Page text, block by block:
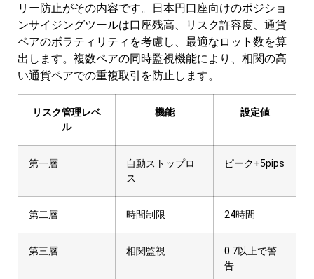
リー防止がその内容です。日本円口座向けのポジショ
ンサイジングツールは口座残高、リスク許容度、通貨
ペアのボラティリティを考慮し、最適なロット数を算
出します。複数ペアの同時監視機能により、相関の高
い通貨ペアでの重複取引を防止します。
リスク管理レベ
ル
機能 設定値
第一層
自動ストップロ
ス
ピーク+5pips
第二層 時間制限 24時間
第三層 相関監視
0.7以上で警
告